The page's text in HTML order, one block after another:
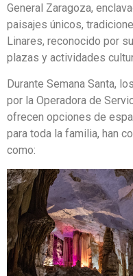
General Zaragoza,
paisajes únicos,
Linares, reconocido por
plazas y actividades
Durante Semana Santa,
por la Operadora de
ofrecen opciones de
para toda la familia, han
como: